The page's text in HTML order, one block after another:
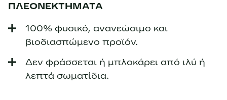
ΠΛΕΟΝΕΚΤΗΜΑΤΑ
100% φυσικό, ανανεώσιμο και
βιοδιασπώμενο προϊόν.
Δεν φράσσεται ή μπλοκάρει από ιλύ ή
λεπτά σωματίδια.